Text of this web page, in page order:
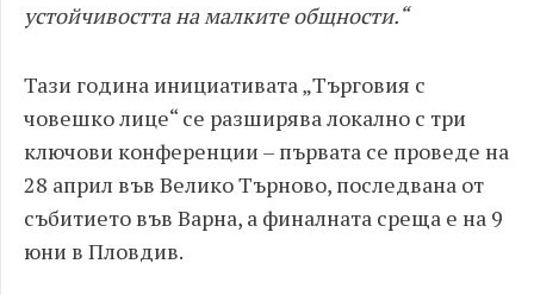
устойчивостта на малките общности.“
Тази година инициативата „Търговия с
човешко лице“ се разширява локално с три
ключови конференции – първата се проведе на
28 април във Велико Търново, последвана от
събитието във Варна, а финалната среща е на 9
юни в Пловдив.